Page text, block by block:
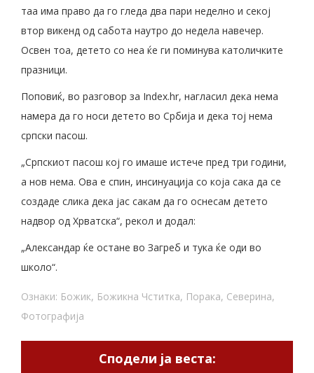
таа има право да го гледа два пари неделно и секој
втор викенд од сабота наутро до недела навечер.
Освен тоа, детето со неа ќе ги поминува католичките
празници.
Поповиќ, во разговор за Index.hr, нагласил дека нема
намера да го носи детето во Србија и дека тој нема
српски пасош.
„Српскиот пасош кој го имаше истече пред три години,
а нов нема. Ова е спин, инсинуација со која сака да се
создаде слика дека јас сакам да го оснесам детето
надвор од Хрватска“, рекол и додал:
„Александар ќе остане во Загреб и тука ќе оди во
школо“.
Ознаки: Божик, Божикна Чститка, Порака, Северина,
Фотографија
Сподели ја веста: